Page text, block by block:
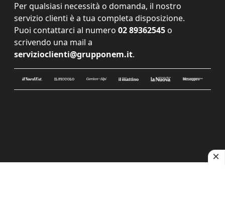
Per qualsiasi necessità o domanda, il nostro
servizio clienti è a tua completa disposizione.
Puoi contattarci al numero 02 89362545 o
scrivendo una mail a
servizioclienti@grupponem.it.